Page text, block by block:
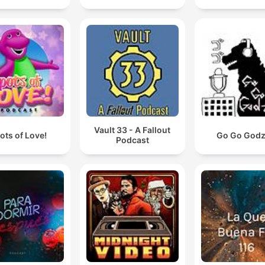
of Love!
Vault 33 - A Fallout
Podcast
Go Go